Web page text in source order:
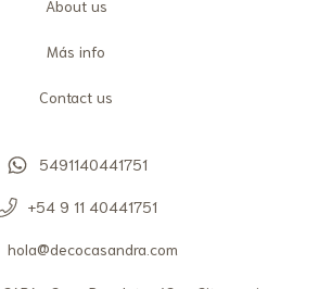
About us
Más info
Contact us
5491140441751
+54 9 11 40441751
hola@decocasandra.com